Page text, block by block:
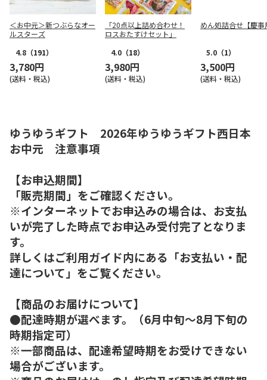
＜お中元＞新つぶらなオー
ルスターズ
4.8 （191）
3,780円
(送料・税込)
「20点以上詰め合わせ！
ロスおたすけセット」
4.0 （18）
3,980円
(送料・税込)
めん処詰合せ【慶事
5.0 （1）
3,500円
(送料・税込)
ゆうゆうギフト 2026年ゆうゆうギフト西日本
お中元 注意事項
【お申込期間】
「販売期間」をご確認ください。
※インターネットでお申込みの場合は、お支払
いが完了した時点でお申込み受付完了となりま
す。
詳しくはご利用ガイド内にある「お支払い・配
達について」をご覧ください。
【商品のお届けについて】
●配達時期が選べます。（6月中旬～8月下旬の
時期指定可）
※一部商品は、配達希望時期をお受けできない
場合がございます。